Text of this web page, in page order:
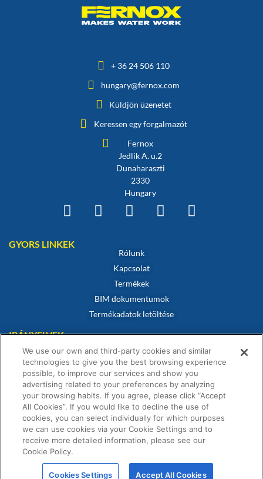
+ 36 24 506 110
hungary@fernox.com
Küldjön üzenetet
Keressen egy forgalmazót
Fernox
Jedlik A. u.2
Dunaharaszti
2330
Hungary
GYORS LINKEK
Rólunk
Kapcsolat
Termékek
BIM dokumentumok
Termékadatok letöltése
IRÁNYELVEK
Sütikre vonatkozó szabályzat
Jogi nyilatkozat
Adatvédelmi irányelvek
Értékesítési feltételek
Garanciális nyilatkozat
We use our own and third-party cookies and similar
technologies to give you the best browsing experience
possible, to improve our services and show you
advertising related to your preferences by analyzing
your browsing habits. If you agree, please click “Accept
All Cookies”. If you would like to decline the use of
cookies, you can select individually for which purposes
we can use cookies via your Cookie Settings and to
receive more detailed information, please see our
Cookie Policy.
Cookies Settings Accept All Cookies